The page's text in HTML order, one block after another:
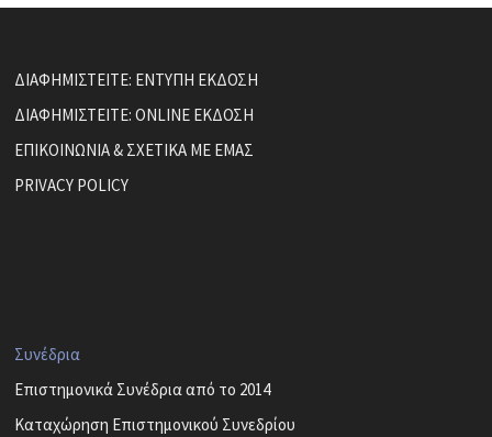
ΔΙΑΦΗΜΙΣΤΕΙΤΕ: ΕΝΤΥΠΗ ΕΚΔΟΣΗ
ΔΙΑΦΗΜΙΣΤΕΙΤΕ: ONLINE ΕΚΔΟΣΗ
ΕΠΙΚΟΙΝΩΝΙΑ & ΣΧΕΤΙΚΑ ΜΕ ΕΜΑΣ
PRIVACY POLICY
Συνέδρια
Επιστημονικά Συνέδρια από το 2014
Καταχώρηση Επιστημονικού Συνεδρίου